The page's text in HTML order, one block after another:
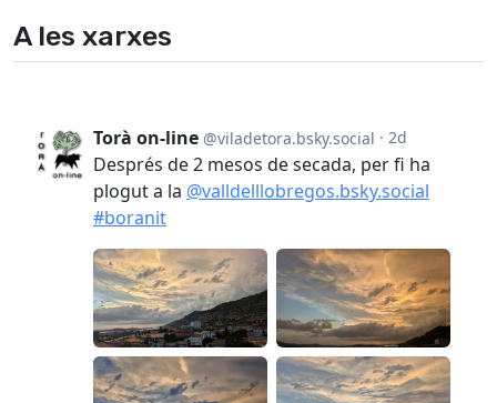
A les xarxes